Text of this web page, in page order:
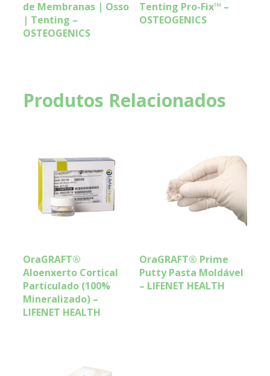
de Membranas | Osso
| Tenting –
OSTEOGENICS
Tenting Pro-Fix™ –
OSTEOGENICS
Produtos Relacionados
OraGRAFT®
Aloenxerto Cortical
Particulado (100%
Mineralizado) –
LIFENET HEALTH
OraGRAFT® Prime
Putty Pasta Moldável
– LIFENET HEALTH